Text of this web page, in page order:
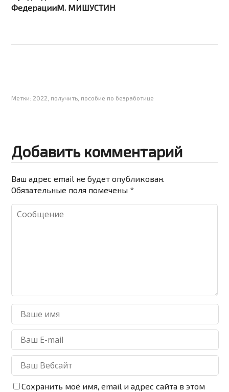
ФедерацииМ. МИШУСТИН
Метки: 2022 получить пособие по безработице
Добавить комментарий
Ваш адрес email не будет опубликован.
Обязательные поля помечены *
Сохранить моё имя, email и адрес сайта в этом